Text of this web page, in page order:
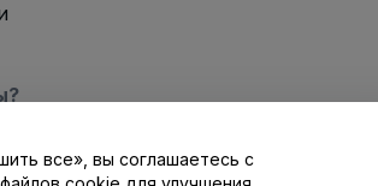
/ Свяжитесь с нами
все», вы соглашаетесь с